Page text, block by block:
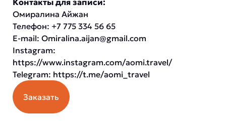
Контакты для записи:
Омиралина Айжан
Телефон: +7 775 334 56 65
E-mail: Omiralina.aijan@gmail.com
Instagram:
https://www.instagram.com/aomi.travel/
Telegram: https://t.me/aomi_travel
Заказать